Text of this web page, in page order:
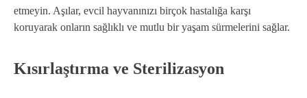
etmeyin. Aşılar, evcil hayvanınızı birçok hastalığa karşı
koruyarak onların sağlıklı ve mutlu bir yaşam sürmelerini sağlar.
Kısırlaştırma ve Sterilizasyon